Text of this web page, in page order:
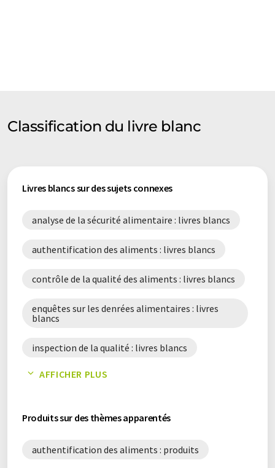
Classification du livre blanc
Livres blancs sur des sujets connexes
analyse de la sécurité alimentaire : livres blancs
authentification des aliments : livres blancs
contrôle de la qualité des aliments : livres blancs
enquêtes sur les denrées alimentaires : livres
blancs
inspection de la qualité : livres blancs
test chimique : livres blancs
AFFICHER PLUS
Produits sur des thèmes apparentés
authentification des aliments : produits